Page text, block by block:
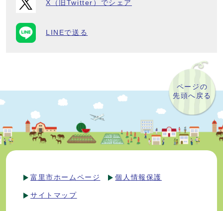
X（旧Twitter）でシェア
LINEで送る
ページの
先頭へ戻る
富里市ホームページ 個人情報保護
サイトマップ